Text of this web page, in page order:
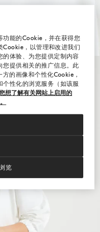
功能的Cookie，并在获得您
Cookie，以管理和改进我们
的体验、为您提供定制内容
您提供相关的推广信息。此
的画像和个性化Cookie，
性化的浏览服务（如该服
想了解有关网站上启用的
览